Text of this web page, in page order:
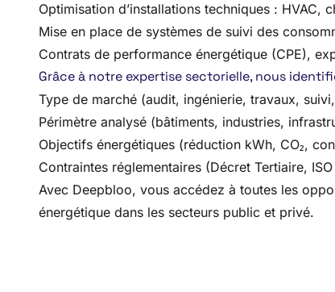
Optimisation d’installations techniques : HVAC,
Mise en place de systèmes de suivi des
Contrats de performance énergétique (CPE),
Grâce à notre expertise sectorielle, nous
Type de marché (audit, ingénierie, travaux,
Périmètre analysé (bâtiments, industries,
Objectifs énergétiques (réduction kWh, CO₂,
Contraintes réglementaires (Décret Tertiaire,
Avec Deepbloo, vous accédez à toutes les
énergétique dans les secteurs public et privé.